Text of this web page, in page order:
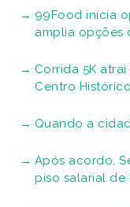
99Food inicia
amplia opções
Corrida 5K
Centro
Quando a
Após acordo,
piso salarial de